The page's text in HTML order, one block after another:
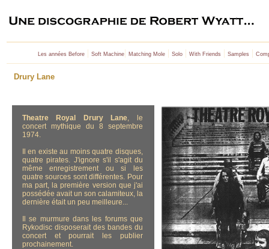
Les années Before | Soft Machine| Matching Mole | Solo | With Friends | Samples |
Drury Lane
Theatre Royal Drury Lane, le
concert mythique du 8 septembre
1974.
Il en existe au moins quatre disques,
quatre pirates. J'ignore s'il s'agit du
même enregistrement ou si les
quatre sources sont différentes. Pour
ma part, la première version que j'ai
possédée avait un son calamiteux, la
dernière était un peu meilleure...
Il se murmure dans les forums que
Rykodisc disposerait des bandes du
concert et pourrait les publier
prochainement.